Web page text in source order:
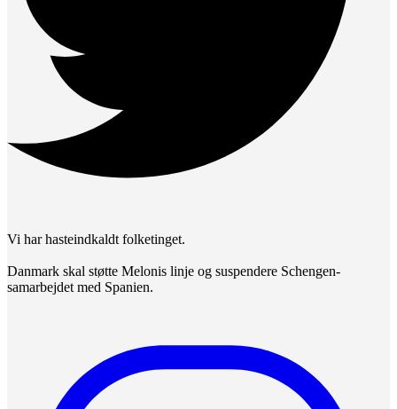
Vi har hasteindkaldt folketinget.
Danmark skal støtte Melonis linje og suspendere Schengen-
samarbejdet med Spanien.